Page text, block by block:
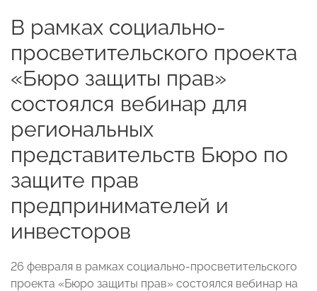
В рамках социально-
просветительского проекта
«Бюро защиты прав»
состоялся вебинар для
региональных
представительств Бюро по
защите прав
предпринимателей и
инвесторов
26 февраля в рамках социально-просветительского
проекта «Бюро защиты прав» состоялся вебинар на